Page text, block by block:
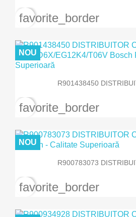
favorite_border
R901438450
NOU
favorite_border
R900783073
NOU
favorite_border